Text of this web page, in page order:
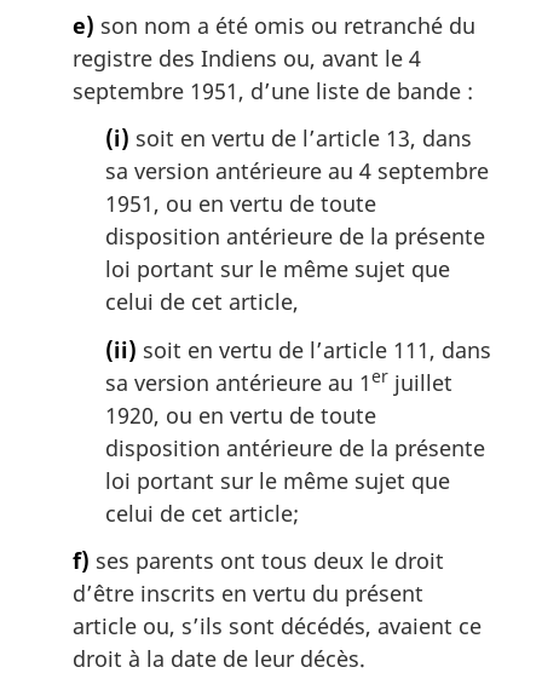
e) son nom a été omis ou retranché du
registre des Indiens ou, avant le 4
septembre 1951, d’une liste de bande :
(i) soit en vertu de l’article 13, dans
sa version antérieure au 4 septembre
1951, ou en vertu de toute
disposition antérieure de la présente
loi portant sur le même sujet que
celui de cet article,
(ii) soit en vertu de l’article 111, dans
sa version antérieure au 1er juillet
1920, ou en vertu de toute
disposition antérieure de la présente
loi portant sur le même sujet que
celui de cet article;
f) ses parents ont tous deux le droit
d’être inscrits en vertu du présent
article ou, s’ils sont décédés, avaient ce
droit à la date de leur décès.